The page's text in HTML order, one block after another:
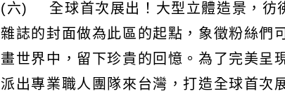
(六) 全球首次展出！大型立體造景，彷
雜誌的封面做為此區的起點，象徵粉絲們
畫世界中，留下珍貴的回憶。為了完美呈
派出專業職人團隊來台灣，打造全球首次